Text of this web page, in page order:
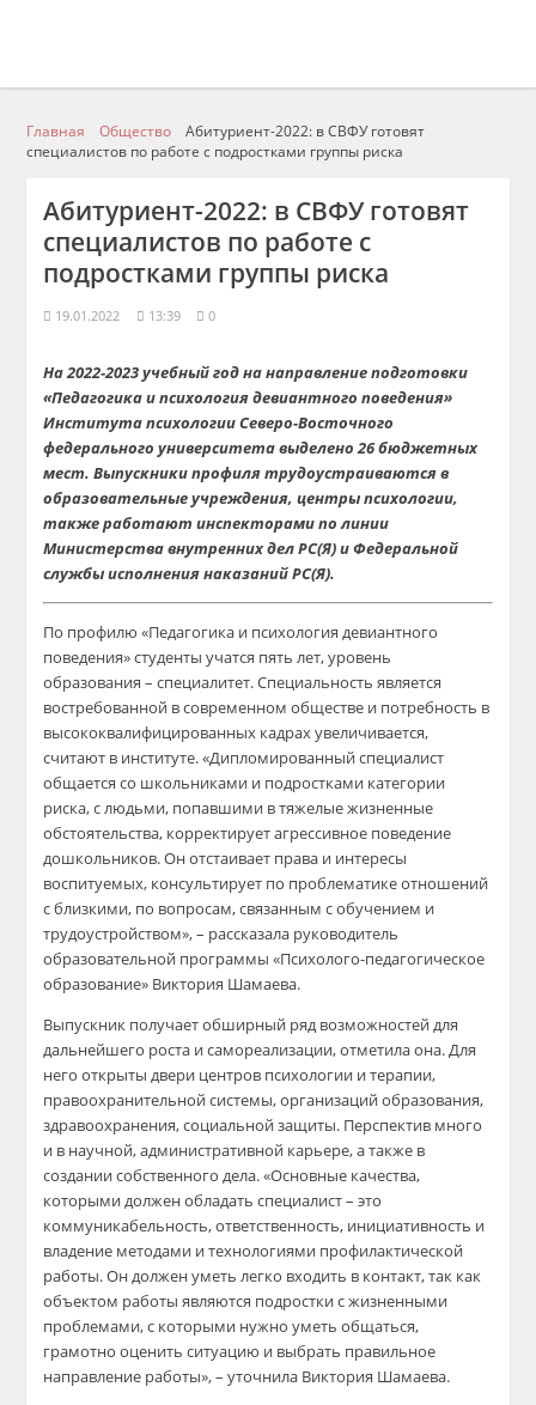
Главная Общество
Абитуриент-2022: в СВФУ готовят
специалистов по работе с подростками группы риска
Абитуриент-2022: в СВФУ готовят
специалистов по работе с
подростками группы риска
19.01.2022 13:39 0
На 2022-2023 учебный год на направление подготовки
«Педагогика и психология девиантного поведения»
Института психологии Северо-Восточного
федерального университета выделено 26 бюджетных
мест. Выпускники профиля трудоустраиваются в
образовательные учреждения, центры психологии,
также работают инспекторами по линии
Министерства внутренних дел РС(Я) и Федеральной
службы исполнения наказаний РС(Я).
По профилю «Педагогика и психология девиантного
поведения» студенты учатся пять лет, уровень
образования – специалитет. Специальность является
востребованной в современном обществе и потребность в
высококвалифицированных кадрах увеличивается,
считают в институте. «Дипломированный специалист
общается со школьниками и подростками категории
риска, с людьми, попавшими в тяжелые жизненные
обстоятельства, корректирует агрессивное поведение
дошкольников. Он отстаивает права и интересы
воспитуемых, консультирует по проблематике отношений
с близкими, по вопросам, связанным с обучением и
трудоустройством», – рассказала руководитель
образовательной программы «Психолого-педагогическое
образование» Виктория Шамаева.
Выпускник получает обширный ряд возможностей для
дальнейшего роста и самореализации, отметила она. Для
него открыты двери центров психологии и терапии,
правоохранительной системы, организаций образования,
здравоохранения, социальной защиты. Перспектив много
и в научной, административной карьере, а также в
создании собственного дела. «Основные качества,
которыми должен обладать специалист – это
коммуникабельность, ответственность, инициативность и
владение методами и технологиями профилактической
работы. Он должен уметь легко входить в контакт, так как
объектом работы являются подростки с жизненными
проблемами, с которыми нужно уметь общаться,
грамотно оценить ситуацию и выбрать правильное
направление работы», – уточнила Виктория Шамаева.